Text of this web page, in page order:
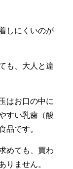
しにくいのが
も、大人と違
はお口の中に
すい乳歯（酸
品です。
めても、買わ
りません。